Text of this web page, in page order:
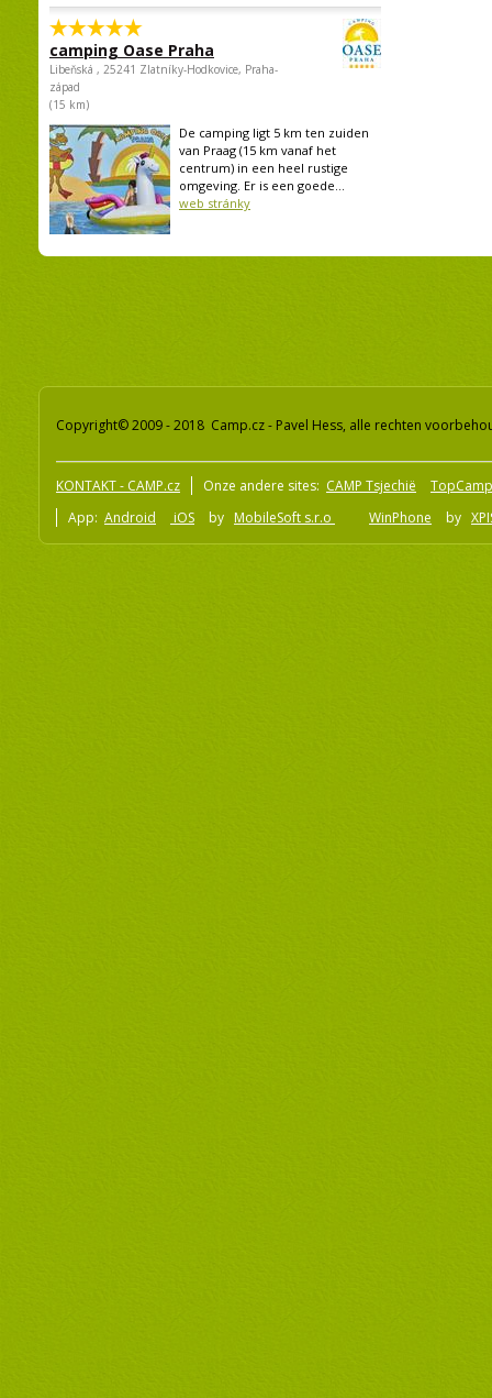
camping Oase Praha
Libeňská , 25241 Zlatníky-Hodkovice, Praha-
západ
(15 km)
De camping ligt 5 km ten zuiden
van Praag (15 km vanaf het
centrum) in een heel rustige
omgeving. Er is een goede...
web stránky
Copyright© 2009 - 2018 Camp.cz - Pavel Hess, alle rechten
KONTAKT - CAMP.cz Onze andere sites: CAMP Tsjechië
App: Android iOS by MobileSoft s.r.o WinPhone by